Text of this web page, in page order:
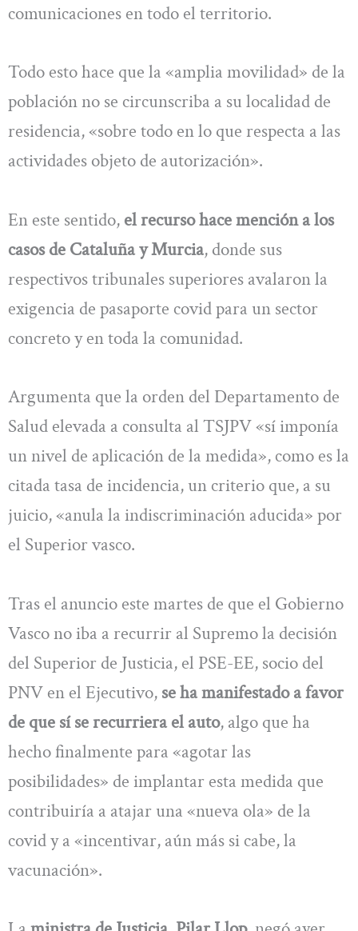
comunicaciones en todo el territorio.
Todo esto hace que la «amplia movilidad» de la
población no se circunscriba a su localidad de
residencia, «sobre todo en lo que respecta a las
actividades objeto de autorización».
En este sentido, el recurso hace mención a los
casos de Cataluña y Murcia, donde sus
respectivos tribunales superiores avalaron la
exigencia de pasaporte covid para un sector
concreto y en toda la comunidad.
Argumenta que la orden del Departamento de
Salud elevada a consulta al TSJPV «sí imponía
un nivel de aplicación de la medida», como es la
citada tasa de incidencia, un criterio que, a su
juicio, «anula la indiscriminación aducida» por
el Superior vasco.
Tras el anuncio este martes de que el Gobierno
Vasco no iba a recurrir al Supremo la decisión
del Superior de Justicia, el PSE-EE, socio del
PNV en el Ejecutivo, se ha manifestado a favor
de que sí se recurriera el auto, algo que ha
hecho finalmente para «agotar las
posibilidades» de implantar esta medida que
contribuiría a atajar una «nueva ola» de la
covid y a «incentivar, aún más si cabe, la
vacunación».